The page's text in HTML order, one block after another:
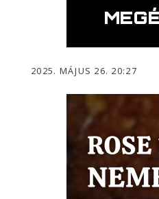
2025. MÁJUS 26. 20:27